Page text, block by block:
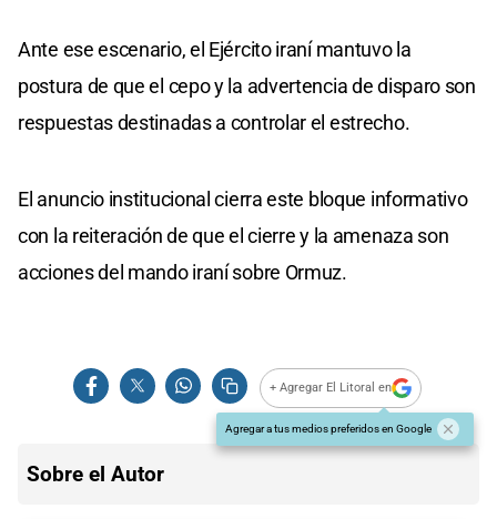
Ante ese escenario, el Ejército iraní mantuvo la
postura de que el cepo y la advertencia de disparo son
respuestas destinadas a controlar el estrecho.
El anuncio institucional cierra este bloque informativo
con la reiteración de que el cierre y la amenaza son
acciones del mando iraní sobre Ormuz.
+ Agregar El Litoral en
Agregar a tus medios preferidos en Google
Sobre el Autor